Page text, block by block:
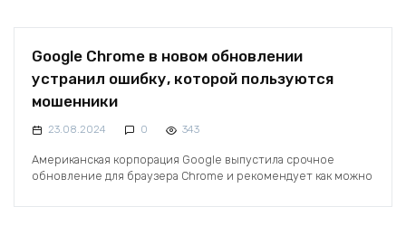
Google Chrome в новом обновлении
устранил ошибку, которой пользуются
мошенники
23.08.2024 0 343
Американская корпорация Google выпустила срочное
обновление для браузера Chrome и рекомендует как можно